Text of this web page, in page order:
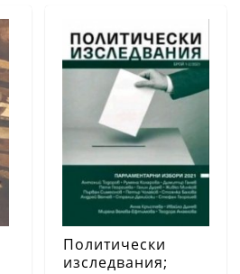
Политически
изследвания;